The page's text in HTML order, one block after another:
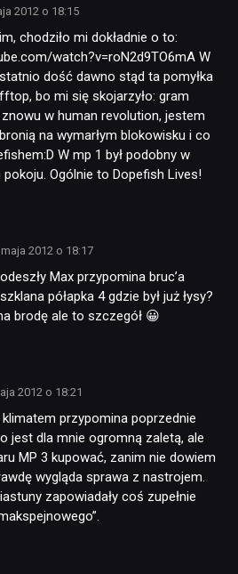
2012 o 18:15
chodziło mi dokładnie o to:
watch?v=roN2d9TO6mA W
dość dawno stąd ta pomyłka
bo mi się skojarzyło: gram
w human revolution, jestem
na wymarłym blokowisku i co
W mp 1 był podobny w
Ogólnie to Dopefish Lives!
2012 o 18:17
Max przypomina bruc’a
półapka 4 gdzie był już łysy?
brodę ale to szczegół 😀
2012 o 18:21
klimatem przypomina poprzednie
jest dla mnie ogromną zaletą, ale
MP 3 kupować, zanim nie dowiem
wygląda sprawa z nastrojem.
zapowiadały coś zupełnie